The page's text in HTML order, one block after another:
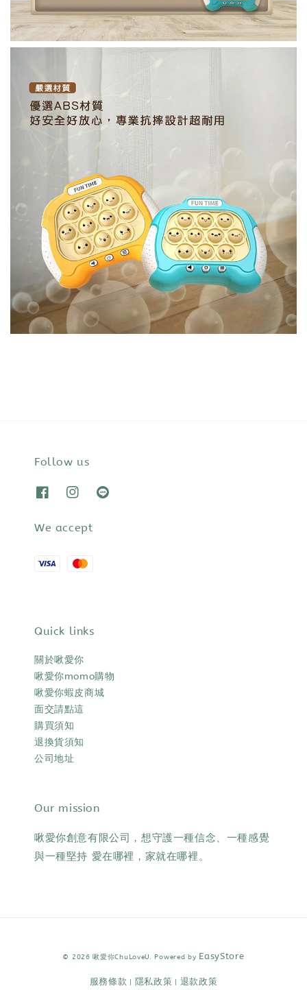
Follow us
We accept
Quick links
關於啾愛你
啾愛你momo購物
啾愛你蝦皮商城
面交請點這
購買須知
退換貨須知
公司地址
Our mission
啾愛你創意有限公司，想守護一種信念、一種感覺
與一種堅持 愛在哪裡，家就在哪裡。
© 2026 啾愛你ChuLoveU. Powered by EasyStore
服務條款 隱私政策 退款政策